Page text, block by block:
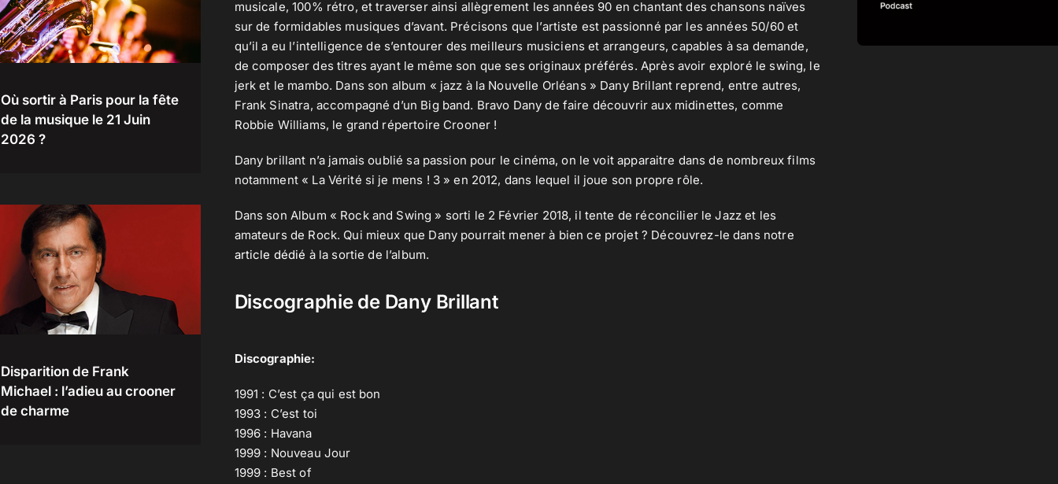
Où sortir à Paris pour la fête
de la musique le 21 Juin
2026 ?
Disparition de Frank
Michael : l’adieu au crooner
de charme
musicale, 100% rétro, et traverser ainsi allègrement les années 90 en chantant des chansons naïves
sur de formidables musiques d’avant. Précisons que l’artiste est passionné par les années 50/60 et
qu’il a eu l’intelligence de s’entourer des meilleurs musiciens et arrangeurs, capables à sa demande,
de composer des titres ayant le même son que ses originaux préférés. Après avoir exploré le swing, le
jerk et le mambo. Dans son album « jazz à la Nouvelle Orléans » Dany Brillant reprend, entre autres,
Frank Sinatra, accompagné d’un Big band. Bravo Dany de faire découvrir aux midinettes, comme
Robbie Williams, le grand répertoire Crooner !
Dany brillant n’a jamais oublié sa passion pour le cinéma, on le voit apparaitre dans de nombreux films
notamment « La Vérité si je mens ! 3 » en 2012, dans lequel il joue son propre rôle.
Dans son Album « Rock and Swing » sorti le 2 Février 2018, il tente de réconcilier le Jazz et les
amateurs de Rock. Qui mieux que Dany pourrait mener à bien ce projet ? Découvrez-le dans notre
article dédié à la sortie de l’album.
Discographie de Dany Brillant
Discographie:
1991 : C’est ça qui est bon
1993 : C’est toi
1996 : Havana
1999 : Nouveau Jour
1999 : Best of